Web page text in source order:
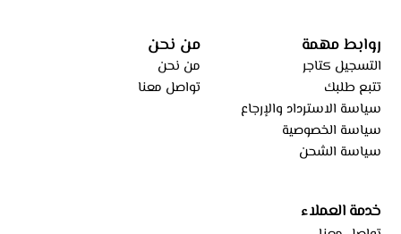
روابط مهمة
التسجيل كتاجر
تتبع طلبك
سياسة الاسترداد والإرجاع
سياسة الخصوصية
سياسة الشحن
من نحن
من نحن
تواصل معنا
خدمة العملاء